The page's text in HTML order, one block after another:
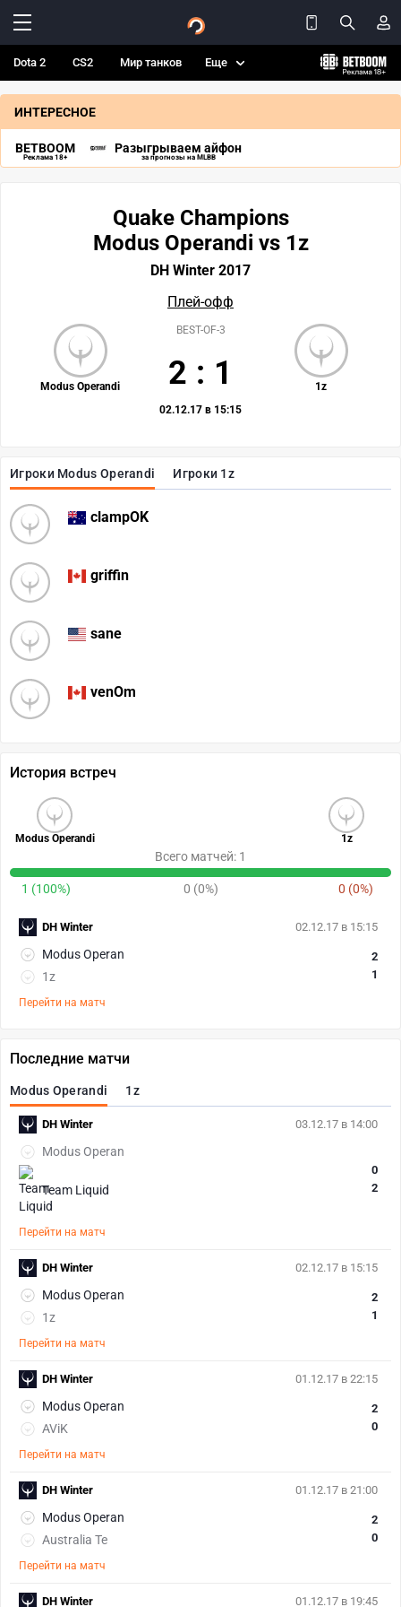
Dota 2 CS2 Мир танков Еще
ИНТЕРЕСНОЕ
BETBOOM
Реклама 18+
Разыгрываем айфон
за прогнозы на MLBB
Игроки Modus Operandi Игроки 1z
clampOK
griffin
sane
venOm
Quake Champions
Modus Operandi vs 1z
DH Winter 2017
Плей-офф
Modus Operandi 1z
BEST-OF-3
2 : 1
02.12.17 в 15:15
История встреч
Modus Operandi 1z
Всего матчей: 1
1 (100%) 0 (0%) 0 (0%)
02.12.17 в 15:15
Modus Operan
1z
2
1
Перейти на матч
DH Winter
Последние матчи
Modus Operandi 1z
03.12.17 в 14:00
Modus Operan
Team Liquid
0
2
Перейти на матч
DH Winter
02.12.17 в 15:15
Modus Operan
1z
2
1
Перейти на матч
DH Winter
01.12.17 в 22:15
Modus Operan
AViK
2
0
Перейти на матч
DH Winter
01.12.17 в 21:00
Modus Operan
Australia Te
2
0
Перейти на матч
DH Winter
01.12.17 в 19:45
DH Winter